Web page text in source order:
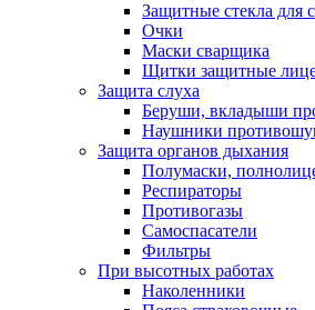
Защитные стекла для
Очки
Маски сварщика
Щитки защитные
Защита слуха
Беруши, вкладыши
Наушники
Защита органов дыхания
Полумаски,
Респираторы
Противогазы
Самоспасатели
Фильтры
При высотных работах
Наколенники